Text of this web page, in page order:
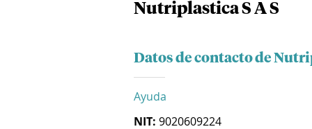
Nutriplastica S A S
Datos de contacto de
Ayuda
NIT: 9020609224